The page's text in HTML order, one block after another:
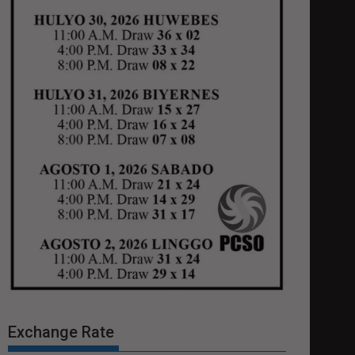
Exchange Rate